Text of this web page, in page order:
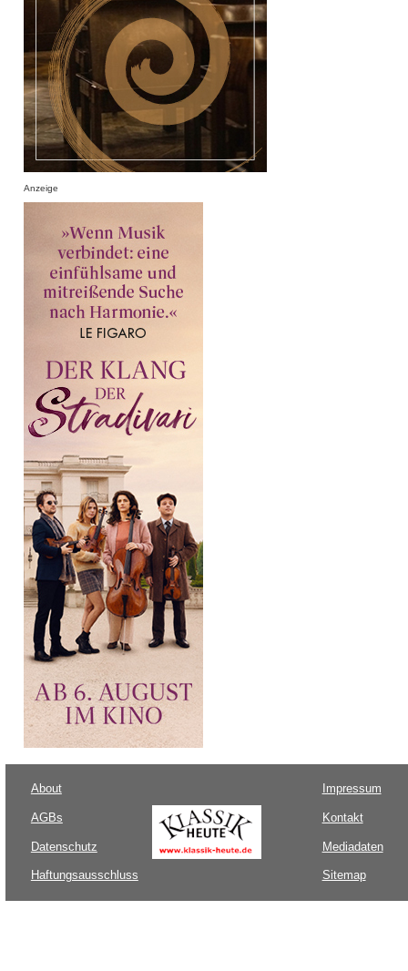
Anzeige
About
AGBs
Datenschutz
Haftungsausschluss
Impressum
Kontakt
Mediadaten
Sitemap